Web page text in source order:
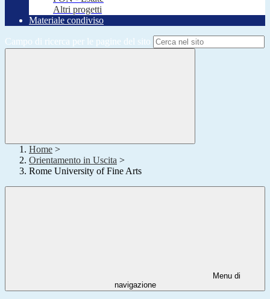
Altri progetti
Materiale condiviso
Campo di ricerca per le pagine del sito
Home >
Orientamento in Uscita >
Rome University of Fine Arts
Menu di
navigazione